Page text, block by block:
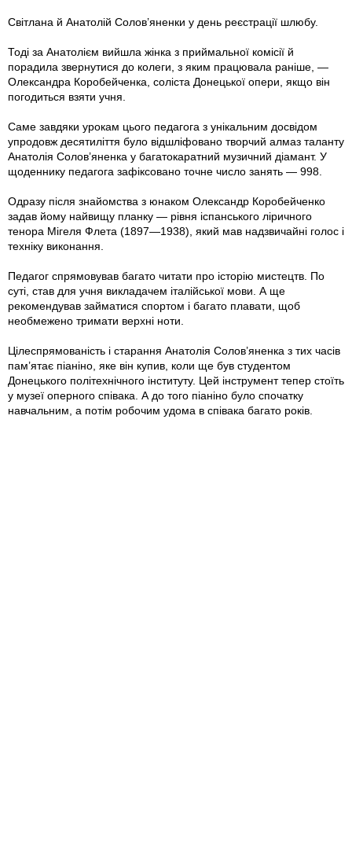
Світлана й Анатолій Солов’яненки у день реєстрації шлюбу.
Тоді за Анатолієм вийшла жінка з приймальної комісії й
порадила звернутися до колеги, з яким працювала раніше, —
Олександра Коробейченка, соліста Донецької опери, якщо він
погодиться взяти учня.
Саме завдяки урокам цього педагога з унікальним досвідом
упродовж десятиліття було відшліфовано творчий алмаз таланту
Анатолія Солов’яненка у багатокаратний музичний діамант. У
щоденнику педагога зафіксовано точне число занять — 998.
Одразу після знайомства з юнаком Олександр Коробейченко
задав йому найвищу планку — рівня іспанського ліричного
тенора Мігеля Флета (1897—1938), який мав надзвичайні голос і
техніку виконання.
Педагог спрямовував багато читати про історію мистецтв. По
суті, став для учня викладачем італійської мови. А ще
рекомендував займатися спортом і багато плавати, щоб
необмежено тримати верхні ноти.
Цілеспрямованість і старання Анатолія Солов’яненка з тих часів
пам’ятає піаніно, яке він купив, коли ще був студентом
Донецького політехнічного інституту. Цей інструмент тепер стоїть
у музеї оперного співака. А до того піаніно було спочатку
навчальним, а потім робочим удома в співака багато років.